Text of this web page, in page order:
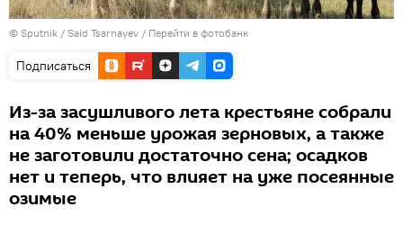
© Sputnik / Said Tsarnayev / Перейти в фотобанк
Подписаться
Из-за засушливого лета крестьяне собрали
на 40% меньше урожая зерновых, а также
не заготовили достаточно сена; осадков
нет и теперь, что влияет на уже посеянные
озимые